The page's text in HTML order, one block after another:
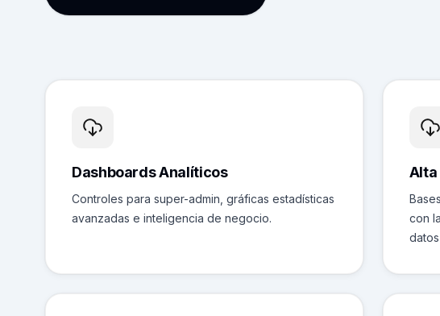
Dashboards Analíticos
Controles para super-admin, gráficas estadísticas
avanzadas e inteligencia de negocio.
Alta
con